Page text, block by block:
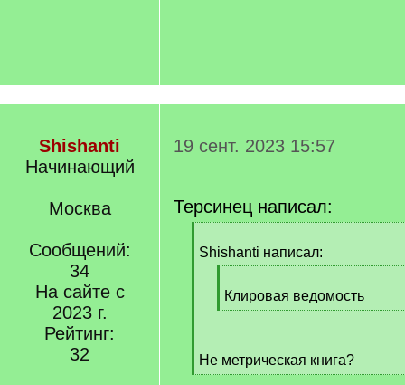
Shishanti
Начинающий
Москва
Сообщений:
34
На сайте с
2023 г.
Рейтинг:
32
19 сент. 2023 15:57
Терсинец написал:
q
Shishanti написал:
q
]
Клировая ведомость
[
]
Не метрическая книга?
[